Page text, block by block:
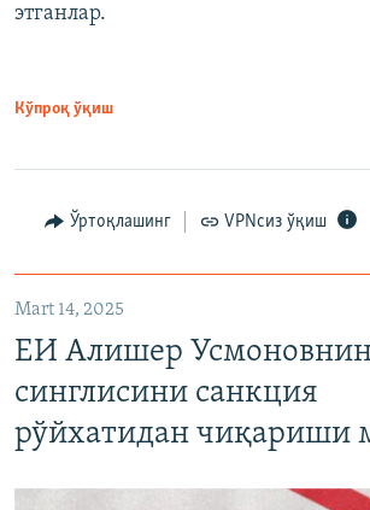
этганлар.
Кўпроқ ўқиш
Ўртоқлашинг VPNсиз ўқиш
Mart 14, 2025
ЕИ Алишер
синглисини санкция
рўйхатидан чиқариши